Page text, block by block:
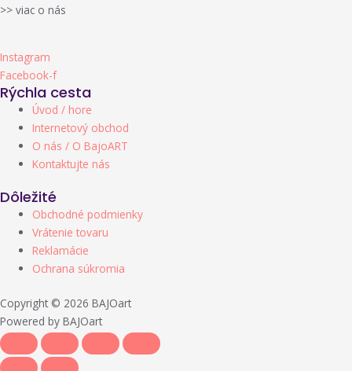
>> viac o nás
Instagram
Facebook-f
Rýchla cesta
Úvod / hore
Internetový obchod
O nás / O BajoART
Kontaktujte nás
Dôležité
Obchodné podmienky
Vrátenie tovaru
Reklamácie
Ochrana súkromia
Copyright © 2026 BAJOart
Powered by BAJOart